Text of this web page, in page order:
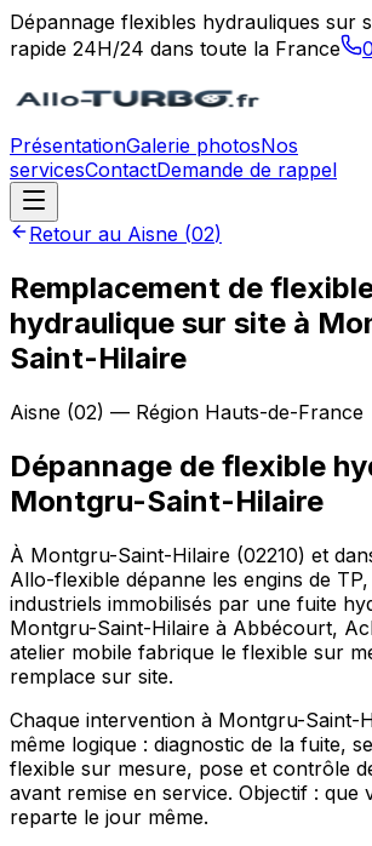
Dépannage flexibles hydrauliques sur
rapide 24H/24 dans toute la France
PrésentationGalerie photosNos
servicesContactDemande de rappel
Retour au Aisne (02)
Remplacement de
hydraulique sur site à
Saint-Hilaire
Aisne (02) — Région Hauts-de-France
Dépannage de flexible
Montgru-Saint-Hilaire
À Montgru-Saint-Hilaire (02210) et
Allo-flexible dépanne les engins de
industriels immobilisés par une fuite
Montgru-Saint-Hilaire à Abbécourt,
atelier mobile fabrique le flexible sur
remplace sur site.
Chaque intervention à Montgru-Saint-
même logique : diagnostic de la fuite,
flexible sur mesure, pose et contrôle
avant remise en service. Objectif : que
reparte le jour même.